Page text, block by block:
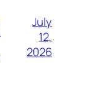
July
12,
2026